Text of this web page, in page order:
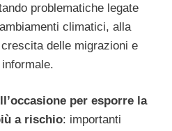
problematiche legate
climatici, alla
delle migrazioni e
informale.
per esporre la
a rischio: importanti